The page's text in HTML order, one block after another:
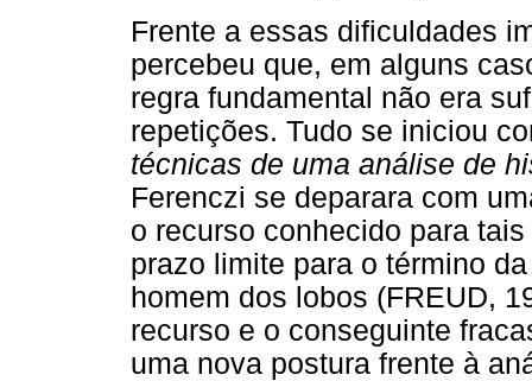
Frente a essas dificuldades
percebeu que, em alguns
regra fundamental não era
repetições. Tudo se iniciou
técnicas de uma análise de
Ferenczi se deparara com
o recurso conhecido para
prazo limite para o término
homem dos lobos (FREUD,
recurso e o conseguinte
uma nova postura frente à